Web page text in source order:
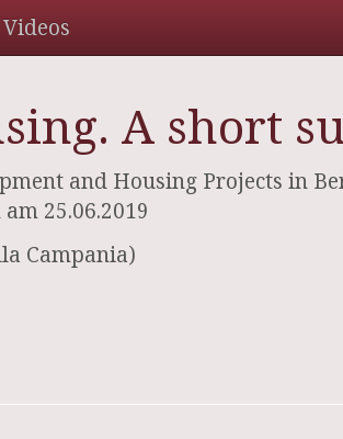
Videos
A short
and Housing Projects in
25.06.2019
Campania)